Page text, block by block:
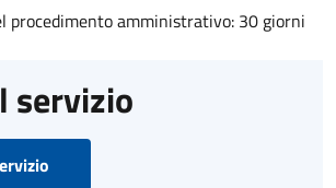
procedimento amministrativo: 30 giorni
servizio